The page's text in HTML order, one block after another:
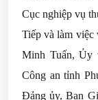
Cục nghiệp vụ
Tiếp và làm
Minh Tuấn, Ủy
Công an tỉnh
Đảng ủy, Ban